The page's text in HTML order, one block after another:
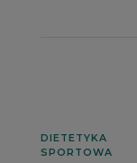
DIETETYKA
SPORTOWA